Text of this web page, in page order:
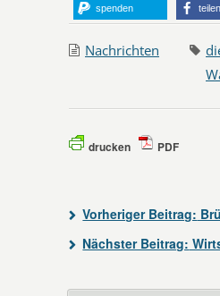
spenden teilen
Nachrichten
drucken PDF
Vorheriger Beitrag:
Nächster Beitrag: